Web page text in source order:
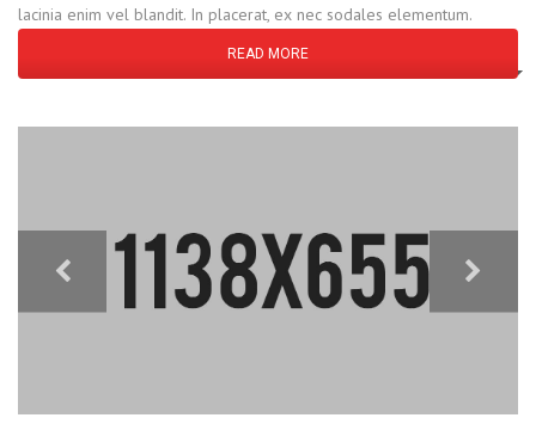
lacinia enim vel blandit. In placerat, ex nec sodales elementum.
READ MORE